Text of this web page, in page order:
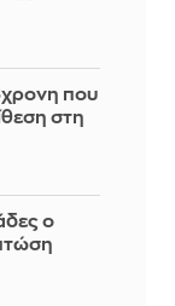
που
στη
ο